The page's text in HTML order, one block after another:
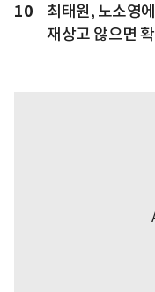
10
최태원, 노소영
재상고 않으면